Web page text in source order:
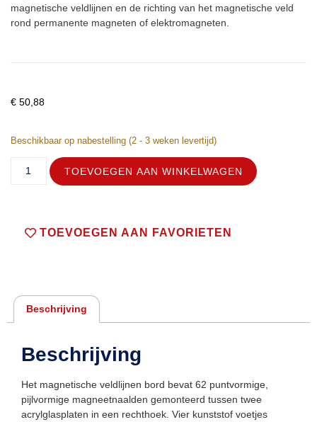
magnetische veldlijnen en de richting van het magnetische veld
rond permanente magneten of elektromagneten.
€ 50,88
Beschikbaar op nabestelling (2 - 3 weken levertijd)
TOEVOEGEN AAN WINKELWAGEN
TOEVOEGEN AAN FAVORIETEN
Beschrijving
Beschrijving
Het magnetische veldlijnen bord bevat 62 puntvormige,
pijlvormige magneetnaalden gemonteerd tussen twee
acrylglasplaten in een rechthoek. Vier kunststof voetjes